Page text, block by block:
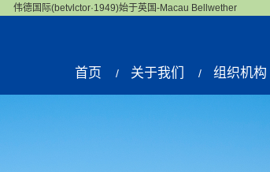
伟德国际(betvlctor·1949)始于英国-Macau Bellwether
首页 / 关于我们 / 组织机构